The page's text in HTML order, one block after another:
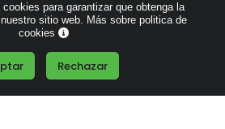
en 1767 opiniones >
para garantizar que obtenga la
sitio web. Más sobre politica de
cookies
Rechazar